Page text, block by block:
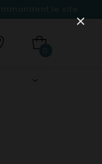
le site
0